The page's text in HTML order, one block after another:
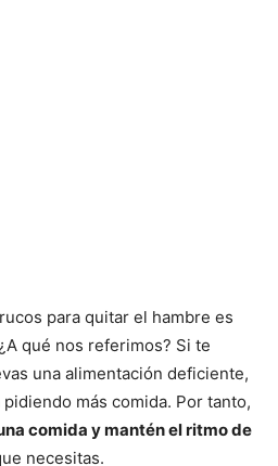
para quitar el hambre es
qué nos referimos? Si te
una alimentación deficiente,
más comida. Por tanto,
comida y mantén el ritmo de
necesitas.